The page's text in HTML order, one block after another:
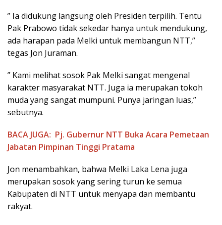
” Ia didukung langsung oleh Presiden terpilih. Tentu
Pak Prabowo tidak sekedar hanya untuk mendukung,
ada harapan pada Melki untuk membangun NTT,”
tegas Jon Juraman.
” Kami melihat sosok Pak Melki sangat mengenal
karakter masyarakat NTT. Juga ia merupakan tokoh
muda yang sangat mumpuni. Punya jaringan luas,”
sebutnya.
BACA JUGA: Pj. Gubernur NTT Buka Acara Pemetaan
Jabatan Pimpinan Tinggi Pratama
Jon menambahkan, bahwa Melki Laka Lena juga
merupakan sosok yang sering turun ke semua
Kabupaten di NTT untuk menyapa dan membantu
rakyat.